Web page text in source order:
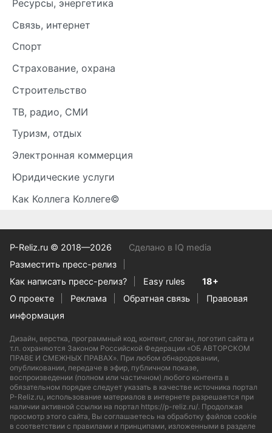
Ресурсы, энергетика
Связь, интернет
Спорт
Страхование, охрана
Строительство
ТВ, радио, СМИ
Туризм, отдых
Электронная коммерция
Юридические услуги
Как Коллега Коллеге©
P-Reliz.ru © 2018—2026
Сделано в IQ media
Разместить пресс-релиз
Как написать пресс-релиз?
Easy rules
18+
О проекте
Реклама Обратная связь
Правовая
информация
Дизайн, верстка, программный код, контент, слоган, логотип сайта и
т.п. охраняются Законом Российской Федерации «ОБ АВТОРСКОМ
ПРАВЕ И СМЕЖНЫХ ПРАВАХ». При любом обнародовании,
опубликовании, передаче в эфир, публичном показе,
воспроизведении (полном или частичном) любого контента в
обязательном порядке следует указать в качестве источника портал
P-Reliz.ru, использование материалов в интернете разрешается при
наличии активной ссылки на портал https://p-reliz.ru/. Продолжая
просмотр этого сайта, Вы соглашаетесь на обработку файлов cookie
в соответствии с правилами и принципами, изложенными в разделе